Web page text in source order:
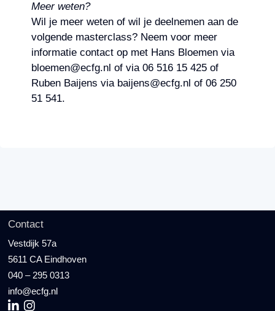
Meer weten?
Wil je meer weten of wil je deelnemen aan de
volgende masterclass? Neem voor meer
informatie contact op met Hans Bloemen via
bloemen@ecfg.nl of via 06 516 15 425 of
Ruben Baijens via baijens@ecfg.nl of 06 250
51 541.
Contact
Vestdijk 57a
5611 CA Eindhoven
040 – 295 0313
info@ecfg.nl